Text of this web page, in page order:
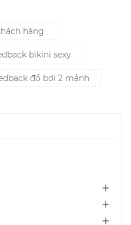
hàng
bikini sexy
đồ bơi 2 mảnh